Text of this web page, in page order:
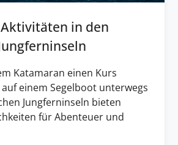
in den
Katamaran einen Kurs
einem Segelboot unterwegs
Jungferninseln bieten
für Abenteuer und